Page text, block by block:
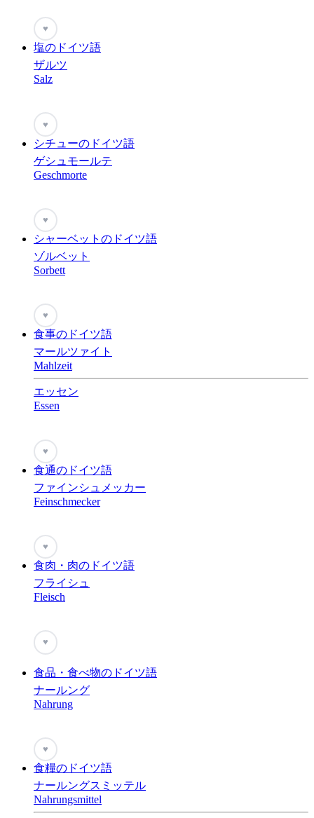
♥
塩のドイツ語
ザルツ
Salz
♥
シチューのドイツ語
ゲシュモールテ
Geschmorte
♥
シャーベットのドイツ語
ゾルベット
Sorbett
♥
食事のドイツ語
マールツァイト
Mahlzeit
エッセン
Essen
♥
食通のドイツ語
ファインシュメッカー
Feinschmecker
♥
食肉・肉のドイツ語
フライシュ
Fleisch
♥
食品・食べ物のドイツ語
ナールング
Nahrung
♥
食糧のドイツ語
ナールングスミッテル
Nahrungsmittel